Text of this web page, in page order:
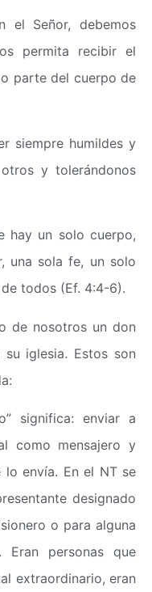
el Señor, debemos
permita recibir el
parte del cuerpo de
siempre humildes y
y tolerándonos
hay un solo cuerpo,
una sola fe, un solo
todos (Ef. 4:4-6).
de nosotros un don
iglesia. Estos son
significa: enviar a
como mensajero y
lo envía. En el NT se
designado
o para alguna
Eran personas que
extraordinario, eran